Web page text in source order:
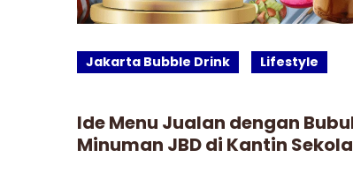
Jakarta Bubble Drink Lifestyle
Ide Menu Jualan dengan
Minuman JBD di Kantin